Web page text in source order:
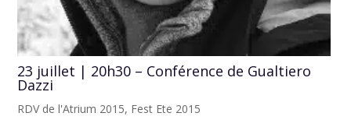
23 juillet | 20h30 – Conférence de Gualtiero
Dazzi
RDV de l'Atrium 2015, Fest Ete 2015